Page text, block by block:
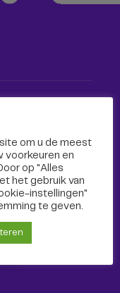
om u de meest
voorkeuren en
op "Alles
het gebruik van
instellingen"
te geven.